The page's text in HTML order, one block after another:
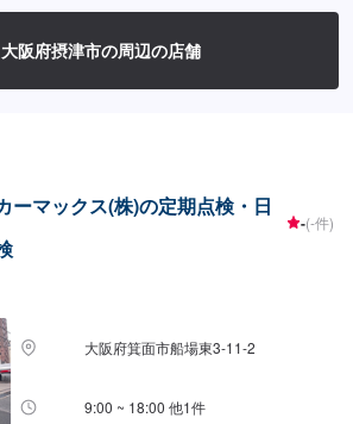
大阪府摂津市の周辺の店舗
ーマックス(株)の定期点検・日
-(-件)
大阪府箕面市船場東3-11-2
9:00 ~ 18:00 他1件